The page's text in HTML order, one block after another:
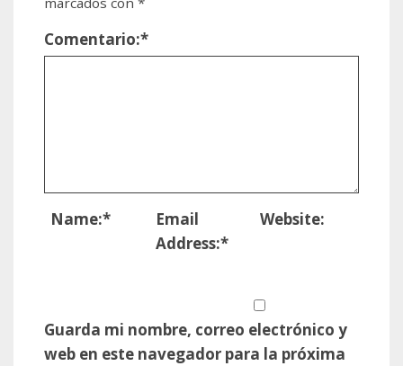
Comentario:*
Name:*
Email
Address:*
Website:
Guarda mi nombre, correo electrónico y
web en este navegador para la próxima